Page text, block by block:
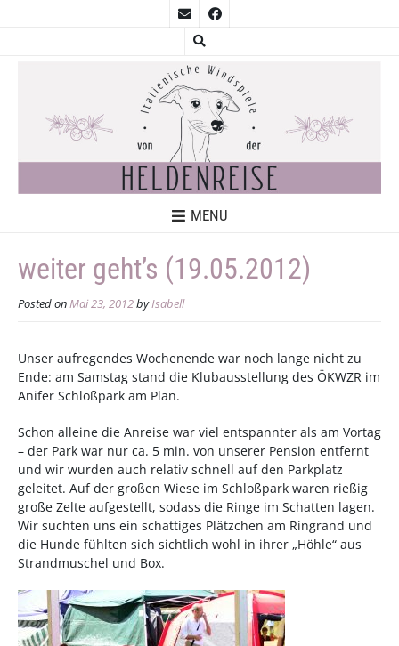
MENU
weiter geht’s (19.05.2012)
Posted onMai 23, 2012byIsabell
Unser aufregendes Wochenende war noch lange nicht zu
Ende: am Samstag stand die Klubausstellung des ÖKWZR im
Anifer Schloßpark am Plan.
Schon alleine die Anreise war viel entspannter als am Vortag
– der Park war nur ca. 5 min. von unserer Pension entfernt
und wir wurden auch relativ schnell auf den Parkplatz
geleitet. Auf der großen Wiese im Schloßpark waren rießig
große Zelte aufgestellt, sodass die Ringe im Schatten lagen.
Wir suchten uns ein schattiges Plätzchen am Ringrand und
die Hunde fühlten sich sichtlich wohl in ihrer „Höhle“ aus
Strandmuschel und Box.